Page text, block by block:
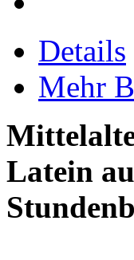
Details
Mehr
Latein